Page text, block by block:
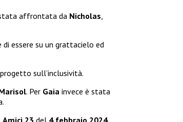
affrontata da Nicholas,
di essere su un grattacielo ed
sull’inclusività.
. Per Gaia invece è stata